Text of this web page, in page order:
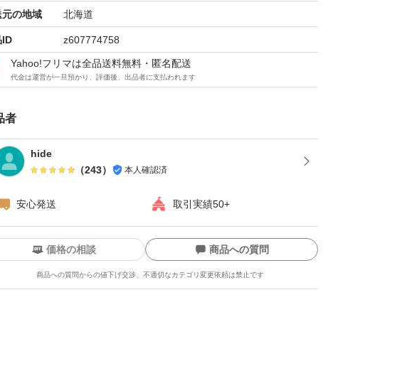
元の地域 北海道
ID z607774758
Yahoo!フリマは全品送料無料・匿名配送
代金は運営が一旦預かり、評価後、出品者に支払われます
者
hide
（243） 本人確認済
安心発送 取引実績50+
価格の相談 商品への質問
商品への質問からの値下げ交渉、不適切なカテゴリ変更依頼は禁止です